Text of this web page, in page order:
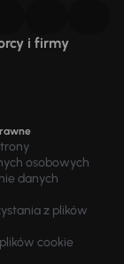
i firmy
osobowych
danych
z plików
cookie